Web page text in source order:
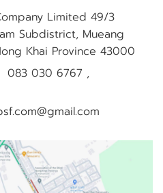
Limited 49/3
Subdistrict, Mueang
Khai Province 43000
083 030 6767